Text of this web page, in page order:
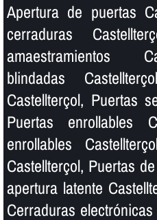
Apertura de puertas
cerraduras
amaestramientos
blindadas
Castellterçol, Puertas
Puertas enrollables
enrollables
Castellterçol, Puertas
apertura latente
Cerraduras